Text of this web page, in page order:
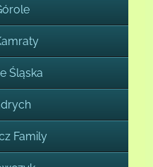
Śląska
Family